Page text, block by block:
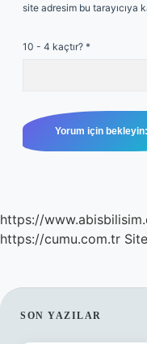
site adresim bu tarayıcıya
10 - 4 kaçtır? *
https://
https://cumu.com.tr
SIDEBAR
SON YAZILAR